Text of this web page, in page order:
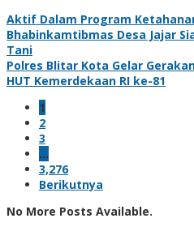
Aktif Dalam Program
Bhabinkamtibmas Desa Jajar
Tani
Polres Blitar Kota Gelar
HUT Kemerdekaan RI ke-81
1
2
3
…
3,276
Berikutnya
No More Posts Available.